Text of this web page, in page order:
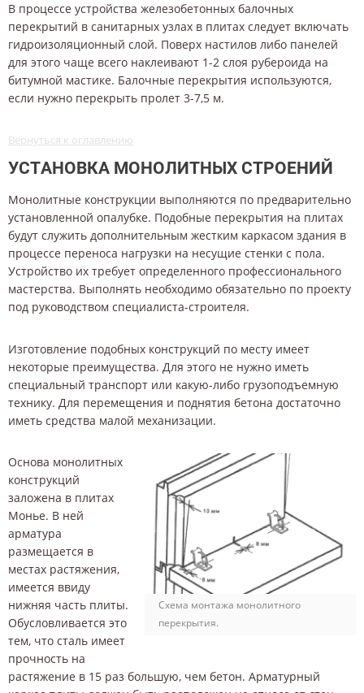
В процессе устройства железобетонных балочных
перекрытий в санитарных узлах в плитах следует включать
гидроизоляционный слой. Поверх настилов либо панелей
для этого чаще всего наклеивают 1-2 слоя рубероида на
битумной мастике. Балочные перекрытия используются,
если нужно перекрыть пролет 3-7,5 м.
Вернуться к оглавлению
УСТАНОВКА МОНОЛИТНЫХ СТРОЕНИЙ
Монолитные конструкции выполняются по предварительно
установленной опалубке. Подобные перекрытия на плитах
будут служить дополнительным жестким каркасом здания в
процессе переноса нагрузки на несущие стенки с пола.
Устройство их требует определенного профессионального
мастерства. Выполнять необходимо обязательно по проекту
под руководством специалиста-строителя.
Изготовление подобных конструкций по месту имеет
некоторые преимущества. Для этого не нужно иметь
специальный транспорт или какую-либо грузоподъемную
технику. Для перемещения и поднятия бетона достаточно
иметь средства малой механизации.
Схема монтажа монолитного
перекрытия.
Основа монолитных
конструкций
заложена в плитах
Монье. В ней
арматура
размещается в
местах растяжения,
имеется ввиду
нижняя часть плиты.
Обусловливается это
тем, что сталь имеет
прочность на
растяжение в 15 раз большую, чем бетон. Арматурный